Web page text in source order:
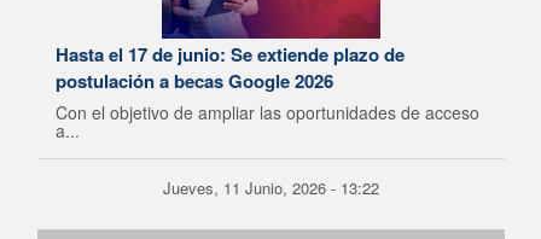
Hasta el 17 de junio: Se extiende plazo de
postulación a becas Google 2026
Con el objetivo de ampliar las oportunidades de acceso
a...
Jueves, 11 Junio, 2026 - 13:22